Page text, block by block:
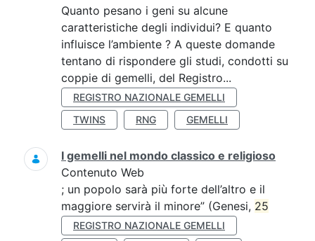
Quanto pesano i geni su alcune
caratteristiche degli individui? E quanto
influisce l’ambiente ? A queste domande
tentano di rispondere gli studi, condotti su
coppie di gemelli, del Registro...
REGISTRO NAZIONALE GEMELLI
TWINS
RNG GEMELLI
I gemelli nel mondo classico e religioso
Contenuto Web
; un popolo sarà più forte dell’altro e il
maggiore servirà il minore” (Genesi, 25
REGISTRO NAZIONALE GEMELLI